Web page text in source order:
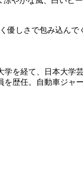
優しさで包み込んで
を経て、日本大
歴任。自動車ジャ